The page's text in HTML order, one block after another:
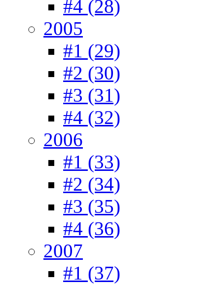
#4 (28)
2005
#1 (29)
#2 (30)
#3 (31)
#4 (32)
2006
#1 (33)
#2 (34)
#3 (35)
#4 (36)
2007
#1 (37)